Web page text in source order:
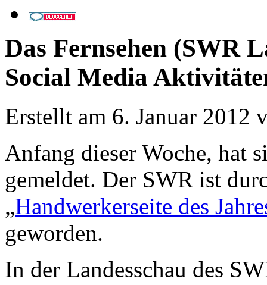
Das Fernsehen (SWR
Social Media
Erstellt am 6. Januar 2012
Anfang dieser Woche, hat
gemeldet. Der SWR ist
„Handwerkerseite des
geworden.
In der Landesschau des